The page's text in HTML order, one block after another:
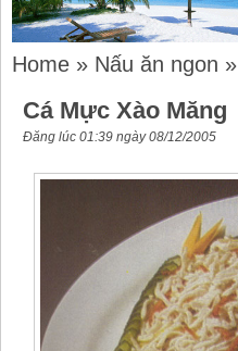
Home » Nấu ăn ngon »
Cá Mực Xào Măng
Đăng lúc 01:39 ngày 08/12/2005